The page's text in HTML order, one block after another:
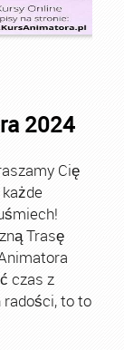
2024
Cię
Trasę
czas z
radości, to to